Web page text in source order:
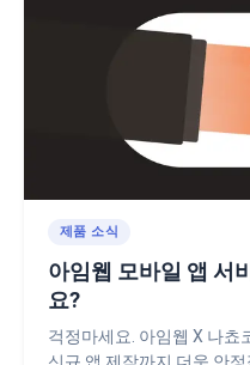
제품 소식
아임웹 모바일 앱 서
요?
걱정마세요. 아임웹 X 나쵸